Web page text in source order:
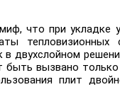
что при укладке
в двухслойном
вызвано
плит